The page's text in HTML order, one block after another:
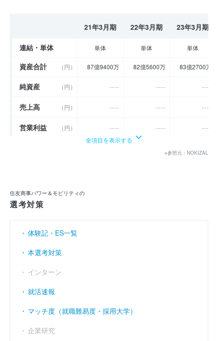
21年3月期 22年3月期 23年3月期
連結・単体 単体 単体 単体
資産合計 （円） 87億9400万 82億5600万 83億2700万
純資産 （円） ---- ---- ----
売上高 （円） ---- ---- ----
営業利益 （円） ---- ---- ----
売上伸び率
経常利益率 （％）
全項目を表示する
※参照元：NOKIZAL
住友商事パワー＆モビリティの
選考対策
体験記・ES一覧
本選考対策
インターン
就活速報
マッチ度（就職難易度・採用大学）
企業研究